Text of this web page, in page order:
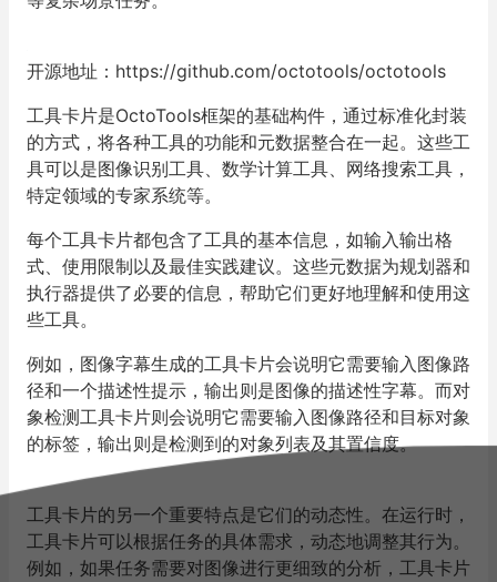
开源地址： https://github.com/octotools/octotools
工具卡片是OctoTools框架的基础构件，通过标准化封装
的方式，将各种工具的功能和元数据整合在一起。这些工
具可以是图像识别工具、数学计算工具、网络搜索工具，
特定领域的专家系统等。
每个工具卡片都包含了工具的基本信息，如输入输出格
式、使用限制以及最佳实践建议。这些元数据为规划器和
执行器提供了必要的信息，帮助它们更好地理解和使用这
些工具。
例如，图像字幕生成的工具卡片会说明它需要输入图像路
径和一个描述性提示，输出则是图像的描述性字幕。而对
象检测工具卡片则会说明它需要输入图像路径和目标对象
的标签，输出则是检测到的对象列表及其置信度。
工具卡片的另一个重要特点是它们的动态性。在运行时，
工具卡片可以根据任务的具体需求，动态地调整其行为。
例如，如果任务需要对图像进行更细致的分析，工具卡片